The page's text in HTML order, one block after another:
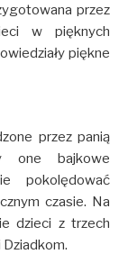
przez
w pięknych
piękne
przez panią
one bajkowe
pokolędować
czasie. Na
dzieci z trzech